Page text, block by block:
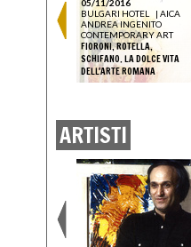
05/11/2016
BULGARI HOTEL
| AICA
ANDREA INGENITO
CONTEMPORARY ART
FIORONI, ROTELLA,
SCHIFANO. LA DOLCE VITA
DELL'ARTE ROMANA
ARTISTI